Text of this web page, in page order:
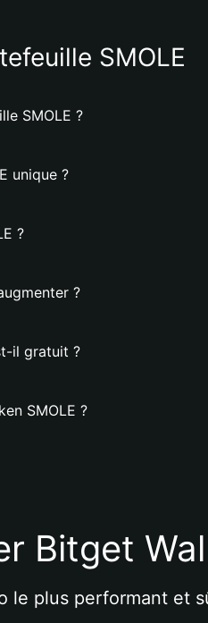
SMOLE
SMOLE ?
unique ?
?
?
il gratuit ?
SMOLE ?
Bitget
le plus performant et